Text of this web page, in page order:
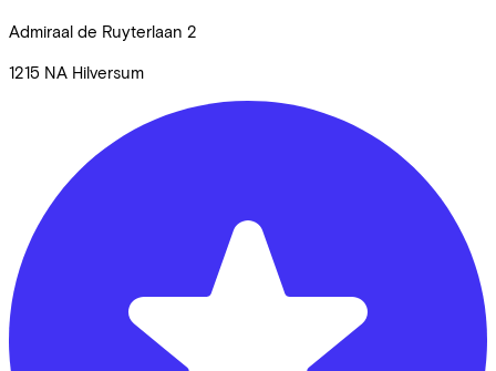
Admiraal de Ruyterlaan 2
1215 NA Hilversum